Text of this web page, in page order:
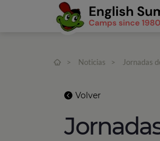
> Noticias > Jornadas
Volver